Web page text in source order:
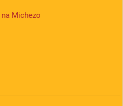
na Michezo